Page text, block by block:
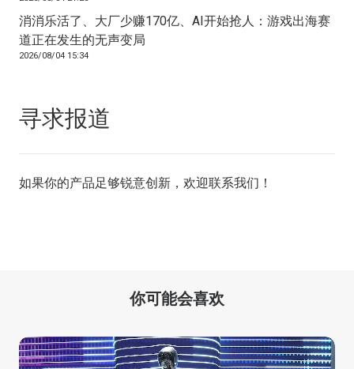
消消乐活了、大厂少赚170亿、AI开始抢人：游戏出海赛
道正在发生的无声变局
2026/08/04 15:34
寻求报道
如果你的产品足够锐意创新，欢迎联系我们 ！
你可能会喜欢